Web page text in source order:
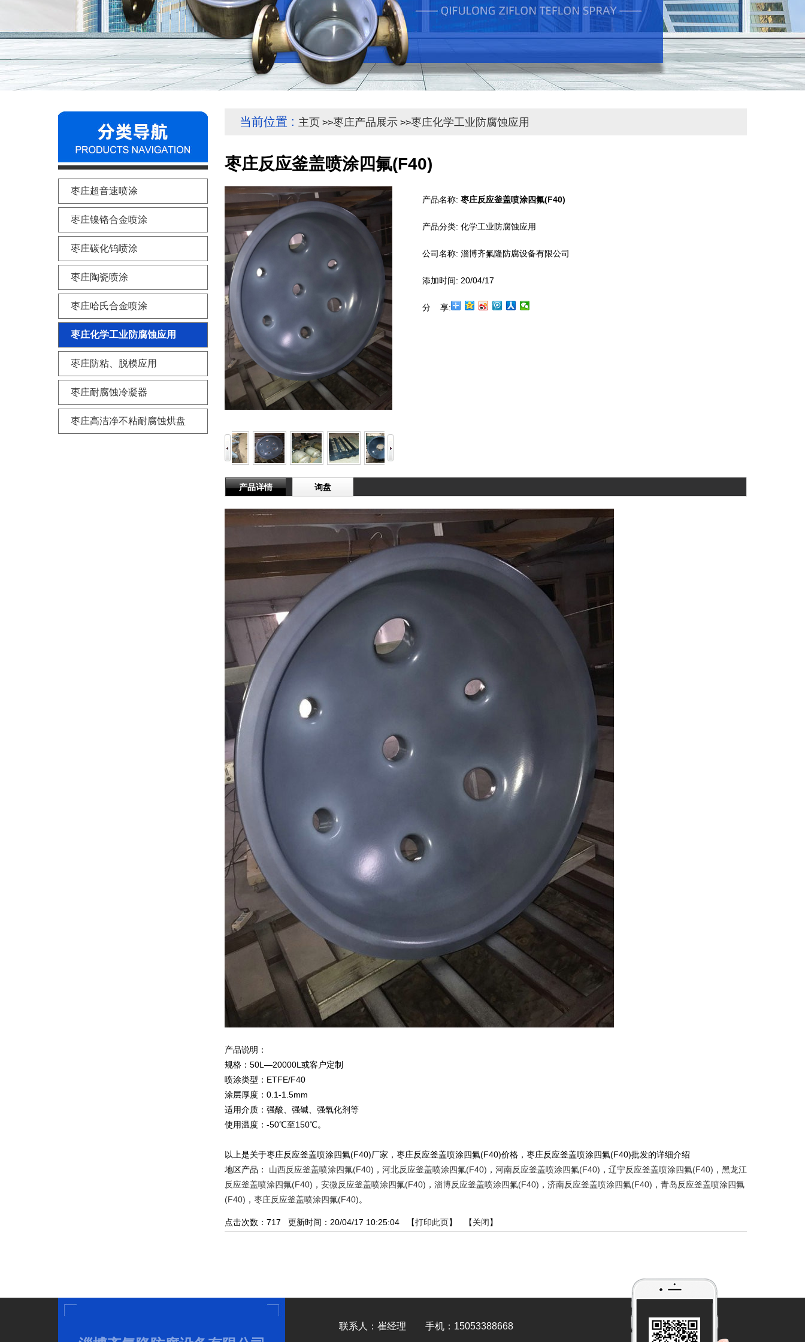
当前位置 : 主页 >>枣庄产品展示 >>枣庄化学工业防腐蚀应用
枣庄反应釜盖喷涂四氟(F40)
产品名称: 枣庄反应釜盖喷涂四氟(F40)
产品分类: 化学工业防腐蚀应用
公司名称: 淄博齐氟隆防腐设备有限公司
添加时间: 20/04/17
分 享:
产品详情 询盘
产品说明：
规格：50L—20000L或客户定制
喷涂类型：ETFE/F40
涂层厚度：0.1-1.5mm
适用介质：强酸、强碱、强氧化剂等
使用温度：-50℃至150℃。
以上是关于枣庄反应釜盖喷涂四氟(F40)厂家，枣庄反应釜盖喷涂四氟(F40)价格，枣庄反应釜盖喷涂四氟(F40)批发的详细介绍
地区产品： 山西反应釜盖喷涂四氟(F40) ， 河北反应釜盖喷涂四氟(F40) ， 河南反应釜盖喷涂四氟(F40) ， 辽宁反应釜盖喷涂四氟(F40) ， 黑龙江
反应釜盖喷涂四氟(F40) ， 安微反应釜盖喷涂四氟(F40) ， 淄博反应釜盖喷涂四氟(F40) ， 济南反应釜盖喷涂四氟(F40) ， 青岛反应釜盖喷涂四氟
(F40) ， 枣庄反应釜盖喷涂四氟(F40)。
点击次数： 717 更新时间：20/04/17 10:25:04 【打印此页】 【关闭】
枣庄超音速喷涂
枣庄镍铬合金喷涂
枣庄碳化钨喷涂
枣庄陶瓷喷涂
枣庄哈氏合金喷涂
枣庄化学工业防腐蚀应用
枣庄防粘、脱模应用
枣庄耐腐蚀冷凝器
枣庄高洁净不粘耐腐蚀烘盘
联系人：崔经理 手机：15053388668